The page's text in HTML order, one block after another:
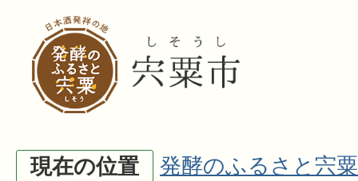
現在の位置 発酵のふるさと宍粟